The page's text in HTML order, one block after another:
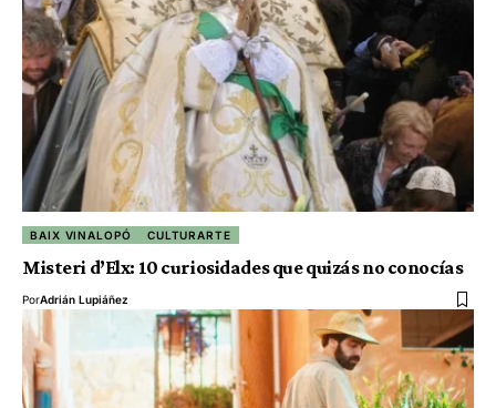
BAIX VINALOPÓ CULTURARTE
Misteri d’Elx: 10 curiosidades que quizás no conocías
PorAdrián Lupiáñez